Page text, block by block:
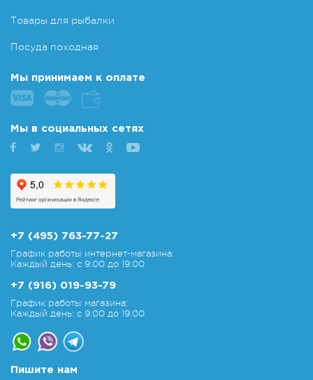
Товары для рыбалки
Посуда походная
Мы принимаем к оплате
Мы в социальных сетях
+7 (495) 763-77-27
График работы интернет-магазина:
Каждый день: с 9:00 до 19:00
+7 (916) 019-93-79
График работы магазина:
Каждый день: с 9:00 до 19:00
Пишите нам